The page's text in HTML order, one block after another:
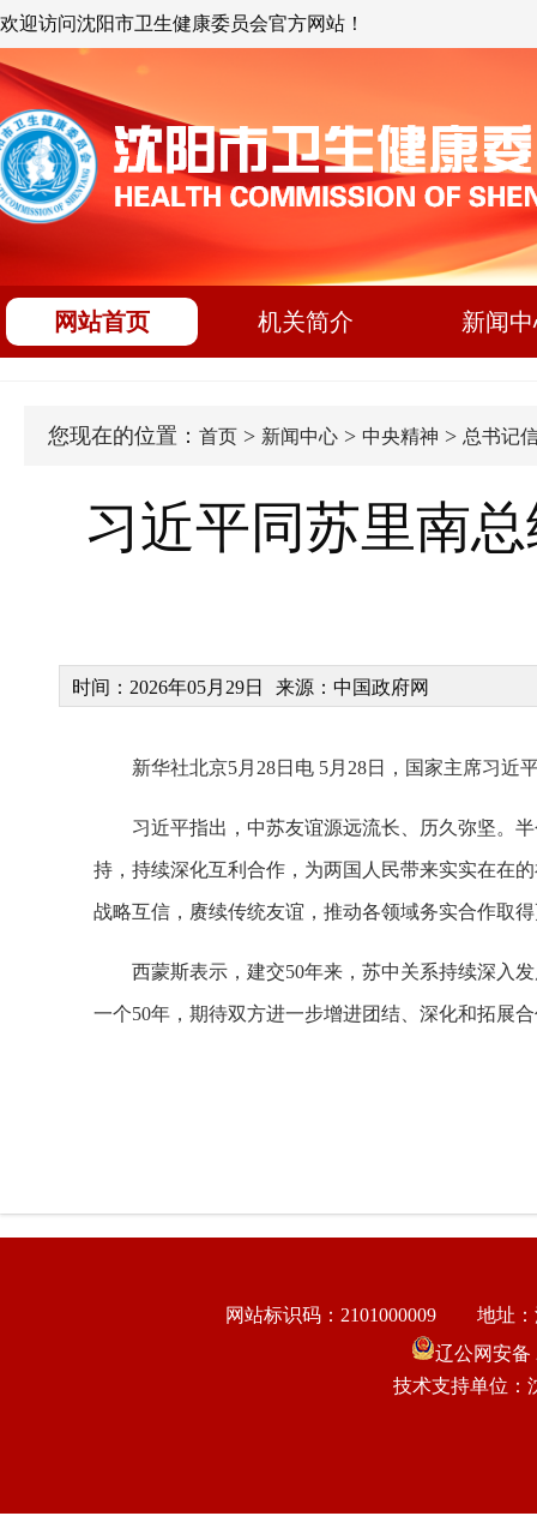
欢迎访问沈阳市卫生健康委员会官方网站！
网站首页 机关简介 新闻
您现在的位置： 首页 > 新闻中心 > 中央精神 > 总书记
习近平同苏里南
时间：2026年05月29日 来源：中国政府网
新华社北京5月28日电 5月28日，国家主席习近
习近平指出，中苏友谊源远流长、历久弥坚。
持，持续深化互利合作，为两国人民带来实实在在
战略互信，赓续传统友谊，推动各领域务实合作取
西蒙斯表示，建交50年来，苏中关系持续深入
一个50年，期待双方进一步增进团结、深化和拓展
网站标识码：2101000009
地址
辽公网安备
技术支持单位：